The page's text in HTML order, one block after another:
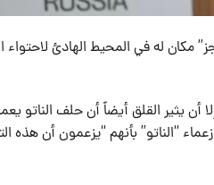
مكان له في المحيط الهادئ لاحتواء
أن يثير القلق أيضاً أن حلف الناتو
“الناتو” بأنهم “يزعمون أن هذه